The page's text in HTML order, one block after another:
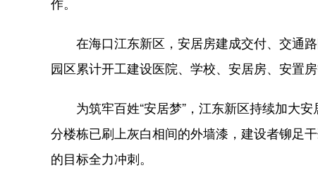
在海口江东新区，安居房建成交付、交通路
园区累计开工建设医院、学校、安居房、安置
为筑牢百姓“安居梦”，江东新区持续加大安
分楼栋已刷上灰白相间的外墙漆，建设者铆足
的目标全力冲刺。